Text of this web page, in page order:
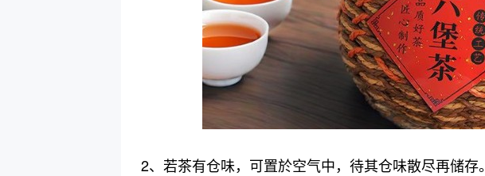
2、若茶有仓味，可置於空气中，待其仓味散尽再储存。